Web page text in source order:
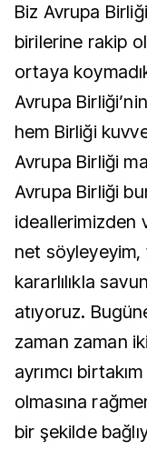
Biz Avrupa
birilerine rakip
ortaya
Avrupa
hem Birliği
Avrupa Birliği
Avrupa Birliği
ideallerimizden
net söyleyeyim,
kararlılıkla
atıyoruz.
zaman zaman
ayrımcı
olmasına
bir şekilde